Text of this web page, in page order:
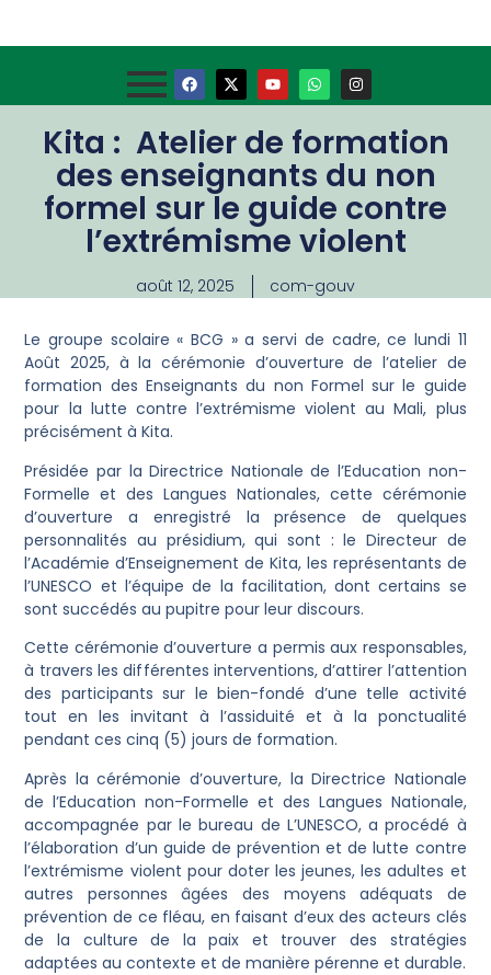
Kita : Atelier de formation
des enseignants du non
formel sur le guide contre
l’extrémisme violent
août 12, 2025 com-gouv
Le groupe scolaire « BCG » a servi de cadre, ce lundi 11
Août 2025, à la cérémonie d’ouverture de l’atelier de
formation des Enseignants du non Formel sur le guide
pour la lutte contre l’extrémisme violent au Mali, plus
précisément à Kita.
Présidée par la Directrice Nationale de l’Education non-
Formelle et des Langues Nationales, cette cérémonie
d’ouverture a enregistré la présence de quelques
personnalités au présidium, qui sont : le Directeur de
l’Académie d’Enseignement de Kita, les représentants de
l’UNESCO et l’équipe de la facilitation, dont certains se
sont succédés au pupitre pour leur discours.
Cette cérémonie d’ouverture a permis aux responsables,
à travers les différentes interventions, d’attirer l’attention
des participants sur le bien-fondé d’une telle activité
tout en les invitant à l’assiduité et à la ponctualité
pendant ces cinq (5) jours de formation.
Après la cérémonie d’ouverture, la Directrice Nationale
de l’Education non-Formelle et des Langues Nationale,
accompagnée par le bureau de L’UNESCO, a procédé à
l’élaboration d’un guide de prévention et de lutte contre
l’extrémisme violent pour doter les jeunes, les adultes et
autres personnes âgées des moyens adéquats de
prévention de ce fléau, en faisant d’eux des acteurs clés
de la culture de la paix et trouver des stratégies
adaptées au contexte et de manière pérenne et durable.